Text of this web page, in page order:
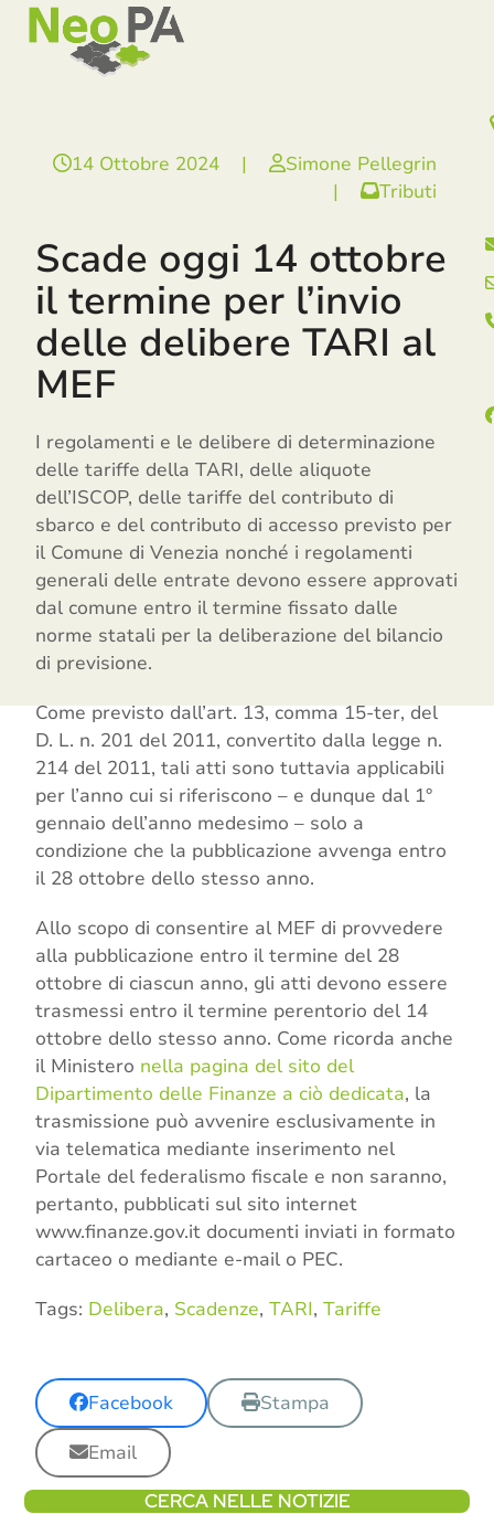
SkipOpen
mobile
menu
Close
mobile
menu
14 Ottobre 2024 |
Simone Pellegrin
|
Tributi
Scade oggi 14 ottobre
il termine per l’invio
delle delibere TARI al
MEF
I regolamenti e le delibere di determinazione
delle tariffe della TARI, delle aliquote
dell’ISCOP, delle tariffe del contributo di
sbarco e del contributo di accesso previsto per
il Comune di Venezia nonché i regolamenti
generali delle entrate devono essere approvati
dal comune entro il termine fissato dalle
norme statali per la deliberazione del bilancio
di previsione.
Come previsto dall’art. 13, comma 15-ter, del
D. L. n. 201 del 2011, convertito dalla legge n.
214 del 2011, tali atti sono tuttavia applicabili
per l’anno cui si riferiscono – e dunque dal 1°
gennaio dell’anno medesimo – solo a
condizione che la pubblicazione avvenga entro
il 28 ottobre dello stesso anno.
Allo scopo di consentire al MEF di provvedere
alla pubblicazione entro il termine del 28
ottobre di ciascun anno, gli atti devono essere
trasmessi entro il termine perentorio del 14
ottobre dello stesso anno. Come ricorda anche
il Ministero nella pagina del sito del
Dipartimento delle Finanze a ciò dedicata, la
trasmissione può avvenire esclusivamente in
via telematica mediante inserimento nel
Portale del federalismo fiscale e non saranno,
pertanto, pubblicati sul sito internet
www.finanze.gov.it documenti inviati in formato
cartaceo o mediante e-mail o PEC.
Tags: Delibera, Scadenze, TARI, Tariffe
Facebook
Stampa
Email
CERCA NELLE NOTIZIE